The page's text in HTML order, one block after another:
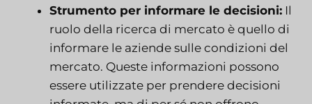
Strumento per informare le decisioni: Il
ruolo della ricerca di mercato è quello di
informare le aziende sulle condizioni del
mercato. Queste informazioni possono
essere utilizzate per prendere decisioni